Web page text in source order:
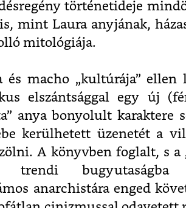
történetideje
mint Laura anyjának,
mitológiája.
macho „kultúrája” ellen
elszántsággal egy új
anya bonyolult karaktere
kerülhetett üzenetét a
A könyvben foglalt, s a
trendi bugyutaságba
anarchistára enged